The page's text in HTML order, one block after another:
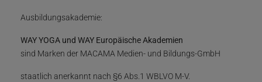
Ausbildungsakademie:
WAY YOGA und WAY Europäische Akademien
sind Marken der MACAMA Medien- und Bildungs-GmbH
staatlich anerkannt nach §6 Abs.1 WBLVO M-V.